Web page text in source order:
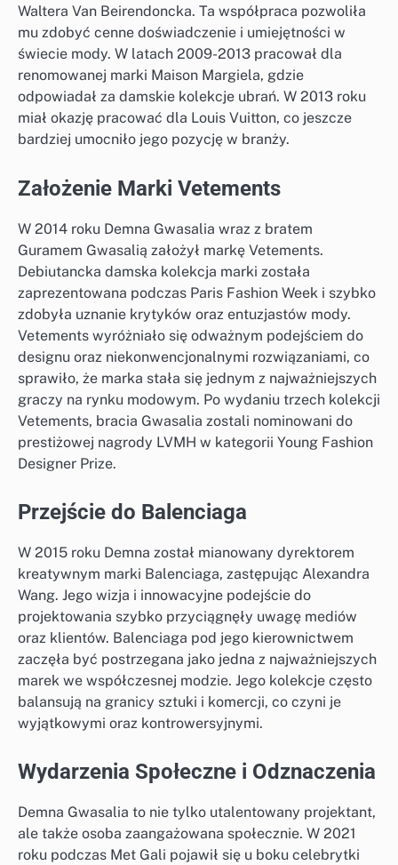
Waltera Van Beirendoncka. Ta współpraca pozwoliła
mu zdobyć cenne doświadczenie i umiejętności w
świecie mody. W latach 2009-2013 pracował dla
renomowanej marki Maison Margiela, gdzie
odpowiadał za damskie kolekcje ubrań. W 2013 roku
miał okazję pracować dla Louis Vuitton, co jeszcze
bardziej umocniło jego pozycję w branży.
Założenie Marki Vetements
W 2014 roku Demna Gwasalia wraz z bratem
Guramem Gwasalią założył markę Vetements.
Debiutancka damska kolekcja marki została
zaprezentowana podczas Paris Fashion Week i szybko
zdobyła uznanie krytyków oraz entuzjastów mody.
Vetements wyróżniało się odważnym podejściem do
designu oraz niekonwencjonalnymi rozwiązaniami, co
sprawiło, że marka stała się jednym z najważniejszych
graczy na rynku modowym. Po wydaniu trzech kolekcji
Vetements, bracia Gwasalia zostali nominowani do
prestiżowej nagrody LVMH w kategorii Young Fashion
Designer Prize.
Przejście do Balenciaga
W 2015 roku Demna został mianowany dyrektorem
kreatywnym marki Balenciaga, zastępując Alexandra
Wang. Jego wizja i innowacyjne podejście do
projektowania szybko przyciągnęły uwagę mediów
oraz klientów. Balenciaga pod jego kierownictwem
zaczęła być postrzegana jako jedna z najważniejszych
marek we współczesnej modzie. Jego kolekcje często
balansują na granicy sztuki i komercji, co czyni je
wyjątkowymi oraz kontrowersyjnymi.
Wydarzenia Społeczne i Odznaczenia
Demna Gwasalia to nie tylko utalentowany projektant,
ale także osoba zaangażowana społecznie. W 2021
roku podczas Met Gali pojawił się u boku celebrytki